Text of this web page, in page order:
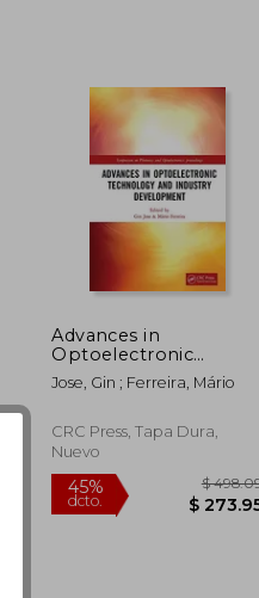
$ 752.12
$ 413.67
45%
dcto.
Advances in
Optoelectronic
Technology and
Industry
Proceedings of the
12Th International
Photonics and
Optoelectronics
Jose, Gin ; Ferreira, Mário
CRC Press, Tapa Dura,
Nuevo